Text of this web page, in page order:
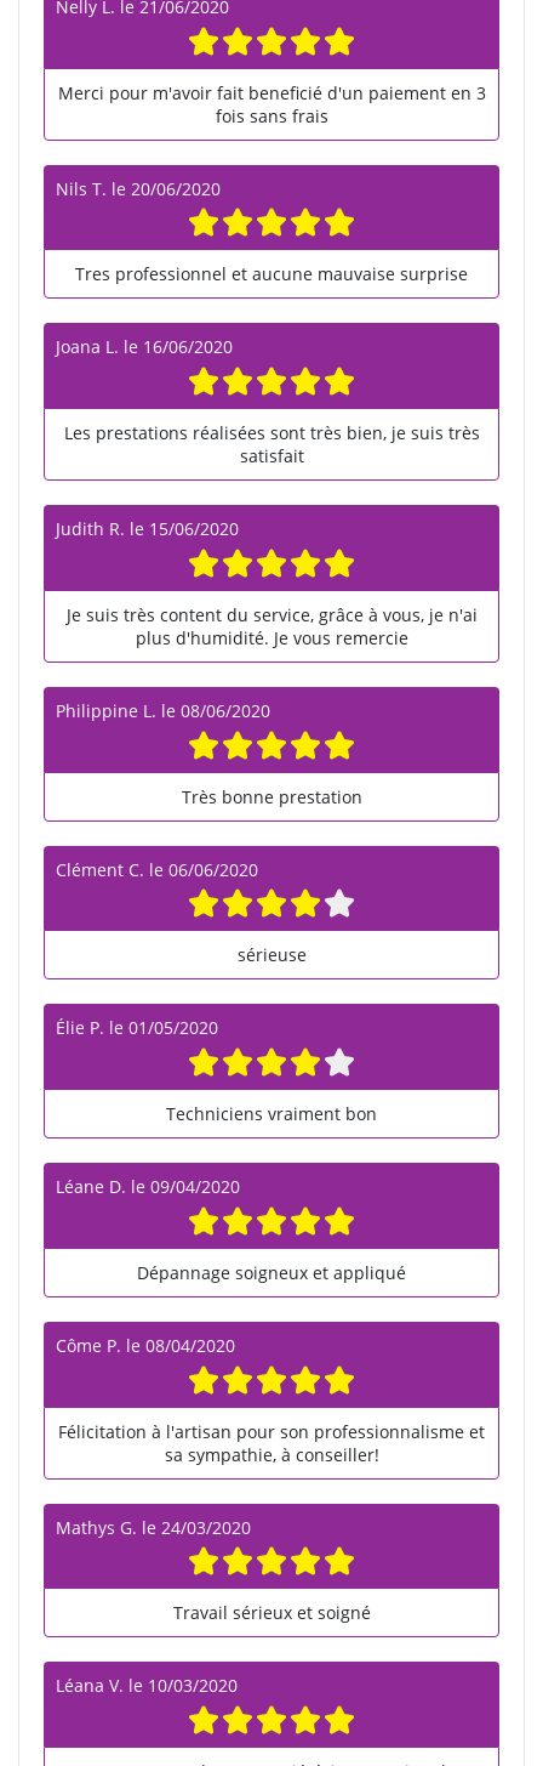
Nelly L. le 21/06/2020
Merci pour m'avoir fait beneficié d'un paiement en 3
fois sans frais
Nils T. le 20/06/2020
Tres professionnel et aucune mauvaise surprise
Joana L. le 16/06/2020
Les prestations réalisées sont très bien, je suis très
satisfait
Judith R. le 15/06/2020
Je suis très content du service, grâce à vous, je n'ai
plus d'humidité. Je vous remercie
Philippine L. le 08/06/2020
Très bonne prestation
Clément C. le 06/06/2020
sérieuse
Élie P. le 01/05/2020
Techniciens vraiment bon
Léane D. le 09/04/2020
Dépannage soigneux et appliqué
Côme P. le 08/04/2020
Félicitation à l'artisan pour son professionnalisme et
sa sympathie, à conseiller!
Mathys G. le 24/03/2020
Travail sérieux et soigné
Léana V. le 10/03/2020